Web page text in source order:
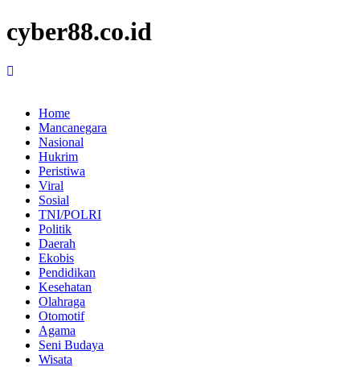
cyber88.co.id
Home
Mancanegara
Nasional
Hukrim
Peristiwa
Viral
Sosial
TNI/POLRI
Politik
Daerah
Ekobis
Pendidikan
Kesehatan
Olahraga
Otomotif
Agama
Seni Budaya
Wisata